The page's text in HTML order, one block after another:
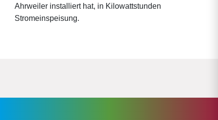
Ahrweiler installiert hat, in Kilowattstunden
Stromeinspeisung.